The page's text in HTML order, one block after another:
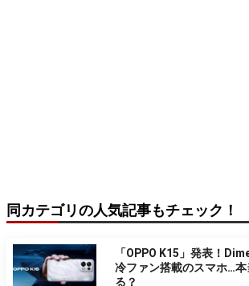
同カテゴリの人気記事もチェック！
「OPPO K15」発表！
冷ファン搭載のスマホ…
る？